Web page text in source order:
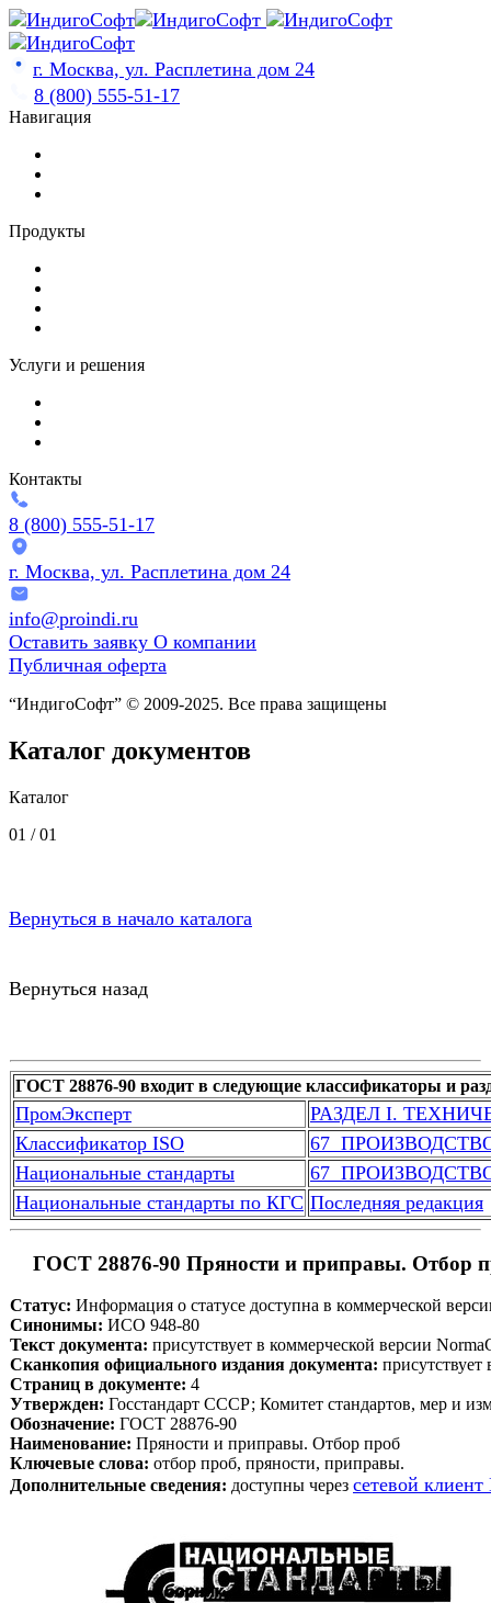
Skip
to
content
г. Москва, ул. Расплетина дом 24
8 (800) 555-51-17
Навигация
Продукты
Услуги и решения
Контакты
8 (800) 555-51-17
г. Москва, ул. Расплетина дом 24
info@proindi.ru
Оставить заявку О компании
Публичная оферта
“ИндигоСофт” © 2009-2025. Все права защищены
Каталог документов
Каталог
01 /01
Вернуться в начало каталога
Вернуться назад
ГОСТ 28876-90 входит в следующие классификаторы и
ПромЭксперт
РАЗДЕЛ I.
Классификатор ISO
67
Национальные стандарты
67
Национальные стандарты по КГС Последняя редакция
ГОСТ 28876-90 Пряности и приправы. Отбор
Статус: Информация о статусе доступна в коммерческой
Синонимы: ИСО 948-80
Текст документа: присутствует в коммерческой версии
Сканкопия официального издания документа:
Страниц в документе: 4
Утвержден: Госстандарт СССР; Комитет стандартов, мер и
Обозначение: ГОСТ 28876-90
Наименование: Пряности и приправы. Отбор проб
Ключевые слова: отбор проб, пряности, приправы.
Дополнительные сведения: доступны через сетевой клиент